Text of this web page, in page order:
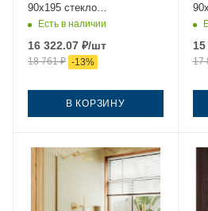
90х195 стекло
тонированное профиль
Есть в наличии
16 322.07 ₽/шт
18 761₽ -13%
В КОРЗИНУ
17